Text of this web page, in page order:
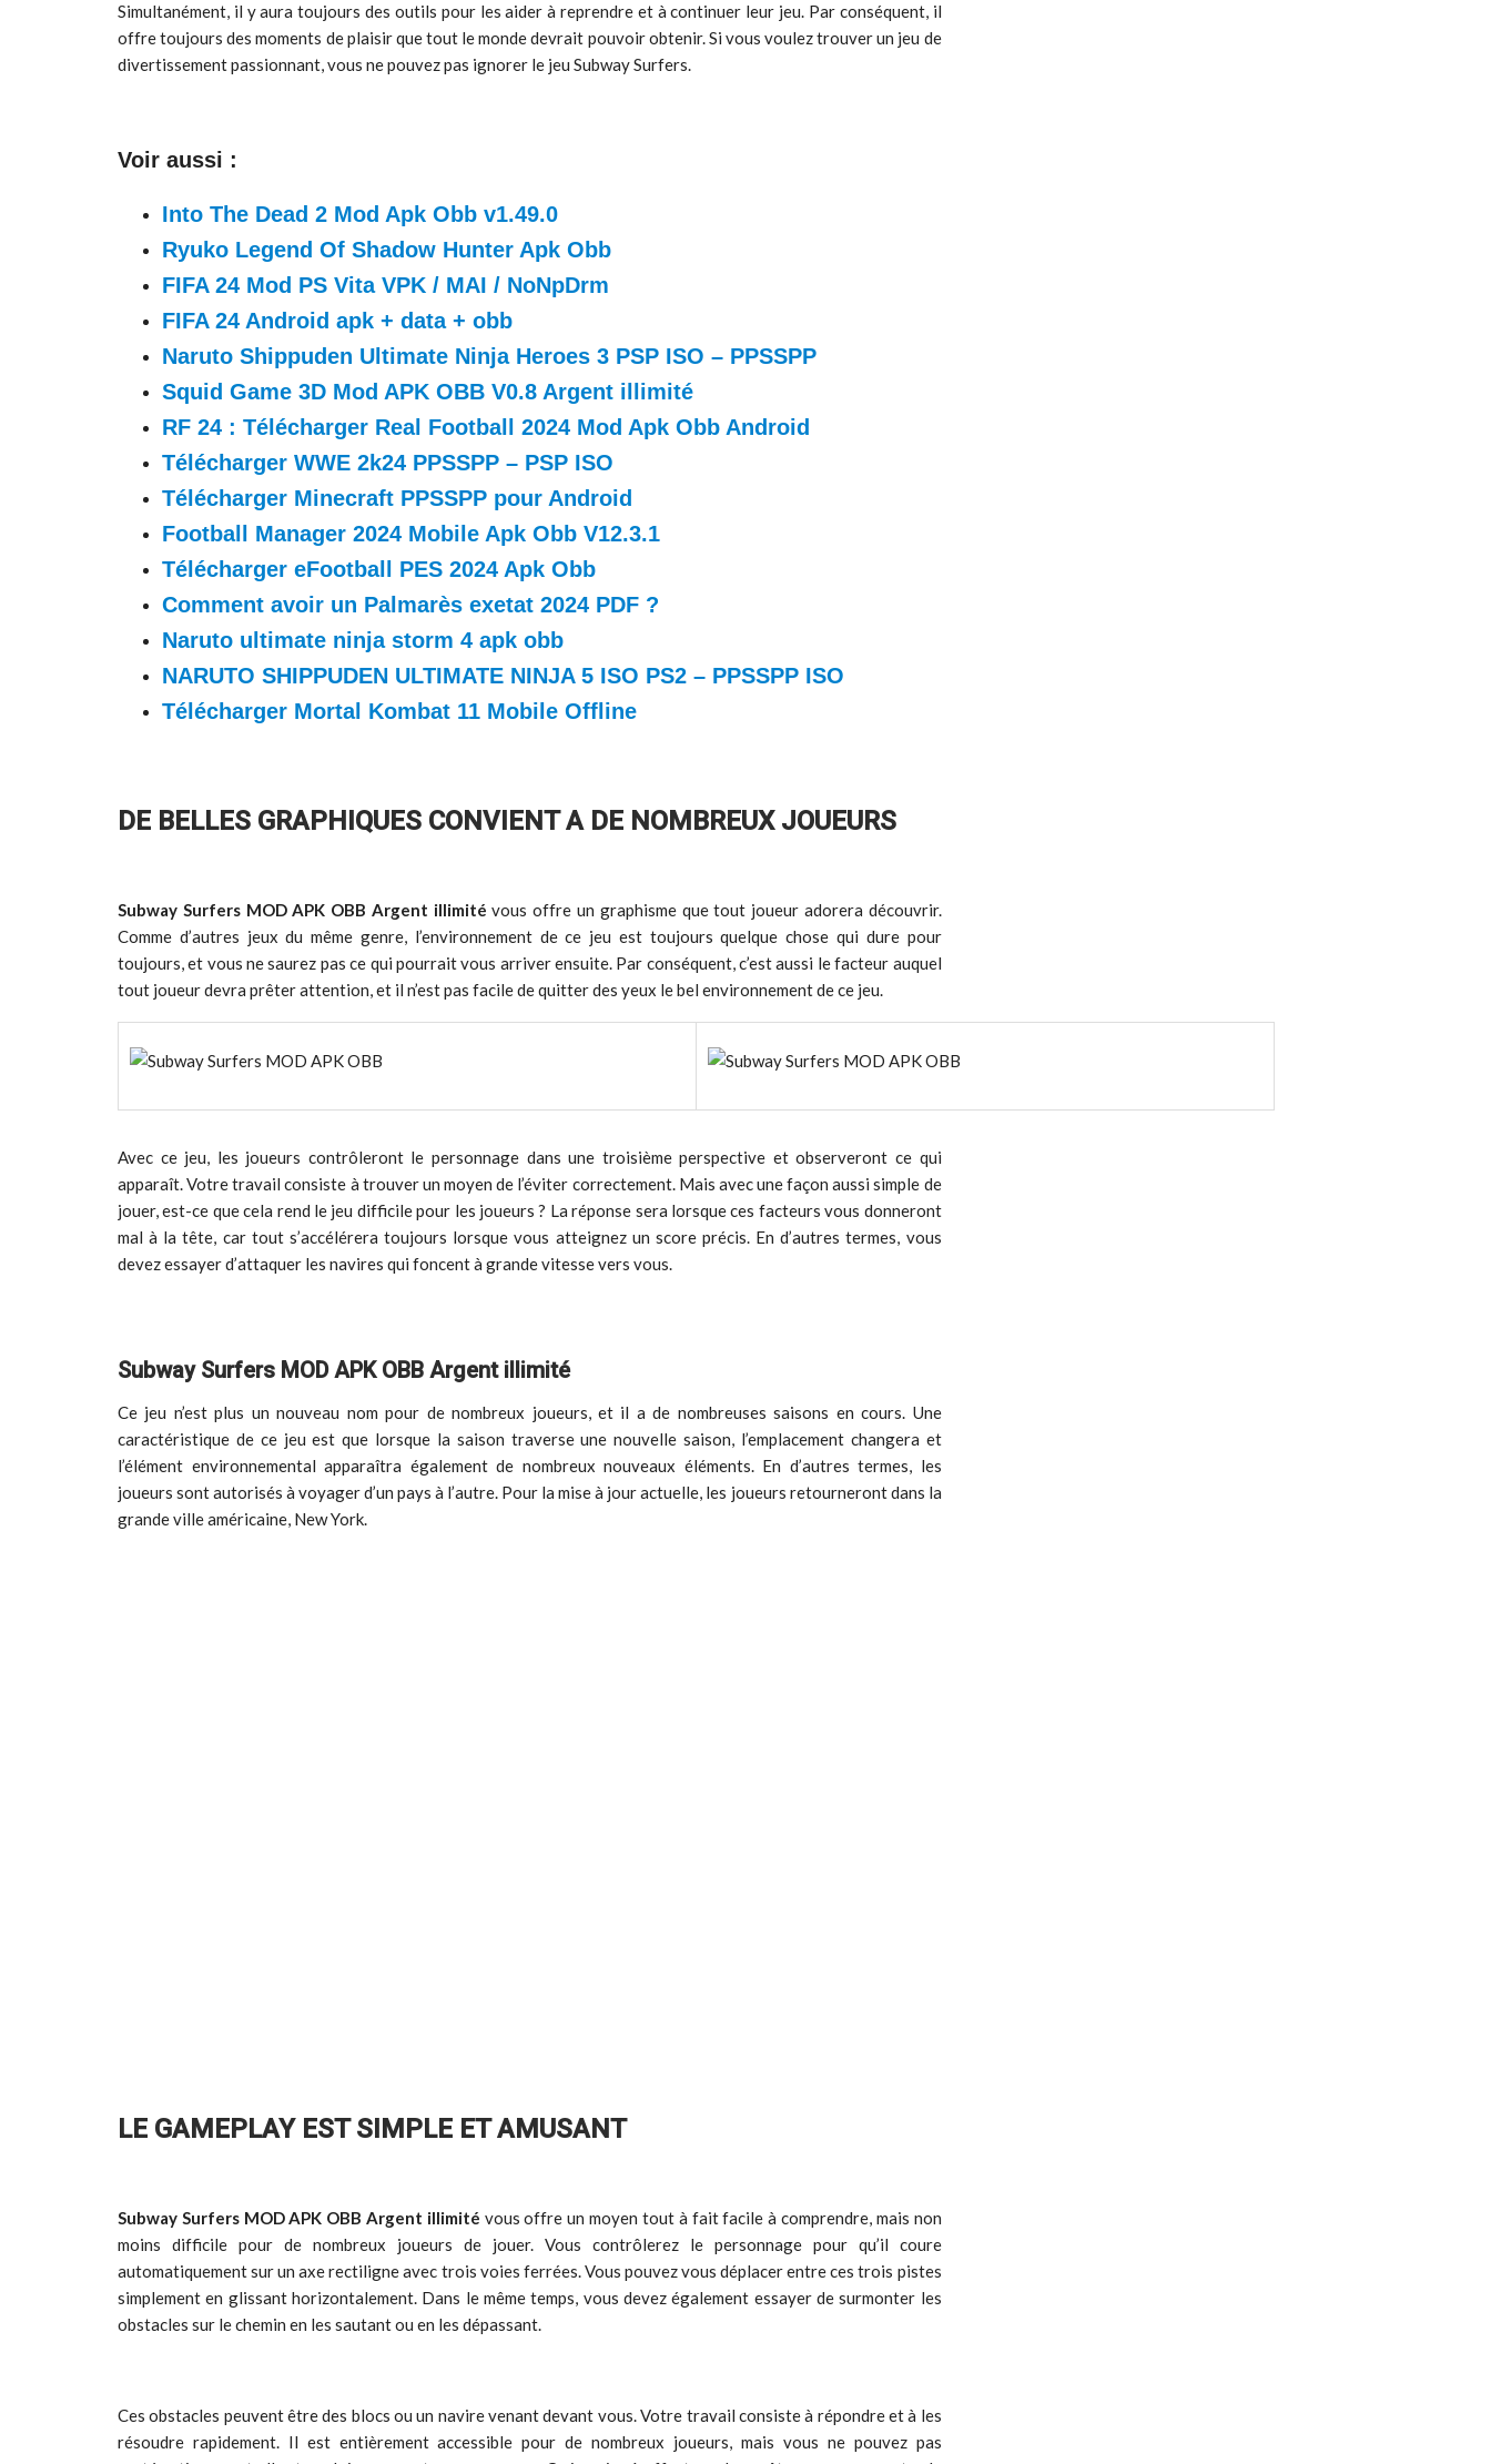
Simultanément, il y aura toujours des outils pour les aider à reprendre et à continuer leur jeu. Par conséquent, il
offre toujours des moments de plaisir que tout le monde devrait pouvoir obtenir. Si vous voulez trouver un jeu de
divertissement passionnant, vous ne pouvez pas ignorer le jeu Subway Surfers.
Voir aussi :
Into The Dead 2 Mod Apk Obb v1.49.0
Ryuko Legend Of Shadow Hunter Apk Obb
FIFA 24 Mod PS Vita VPK / MAI / NoNpDrm
FIFA 24 Android apk + data + obb
Naruto Shippuden Ultimate Ninja Heroes 3 PSP ISO – PPSSPP
Squid Game 3D Mod APK OBB V0.8 Argent illimité
RF 24 : Télécharger Real Football 2024 Mod Apk Obb Android
Télécharger WWE 2k24 PPSSPP – PSP ISO
Télécharger Minecraft PPSSPP pour Android
Football Manager 2024 Mobile Apk Obb V12.3.1
Télécharger eFootball PES 2024 Apk Obb
Comment avoir un Palmarès exetat 2024 PDF ?
Naruto ultimate ninja storm 4 apk obb
NARUTO SHIPPUDEN ULTIMATE NINJA 5 ISO PS2 – PPSSPP ISO
Télécharger Mortal Kombat 11 Mobile Offline
DE BELLES GRAPHIQUES CONVIENT A DE NOMBREUX JOUEURS
Subway Surfers MOD APK OBB Argent illimité vous offre un graphisme que tout joueur adorera découvrir.
Comme d’autres jeux du même genre, l’environnement de ce jeu est toujours quelque chose qui dure pour
toujours, et vous ne saurez pas ce qui pourrait vous arriver ensuite. Par conséquent, c’est aussi le facteur auquel
tout joueur devra prêter attention, et il n’est pas facile de quitter des yeux le bel environnement de ce jeu.
Avec ce jeu, les joueurs contrôleront le personnage dans une troisième perspective et observeront ce qui
apparaît. Votre travail consiste à trouver un moyen de l’éviter correctement. Mais avec une façon aussi simple de
jouer, est-ce que cela rend le jeu difficile pour les joueurs ? La réponse sera lorsque ces facteurs vous donneront
mal à la tête, car tout s’accélérera toujours lorsque vous atteignez un score précis. En d’autres termes, vous
devez essayer d’attaquer les navires qui foncent à grande vitesse vers vous.
Subway Surfers MOD APK OBB Argent illimité
Ce jeu n’est plus un nouveau nom pour de nombreux joueurs, et il a de nombreuses saisons en cours. Une
caractéristique de ce jeu est que lorsque la saison traverse une nouvelle saison, l’emplacement changera et
l’élément environnemental apparaîtra également de nombreux nouveaux éléments. En d’autres termes, les
joueurs sont autorisés à voyager d’un pays à l’autre. Pour la mise à jour actuelle, les joueurs retourneront dans la
grande ville américaine, New York.
LE GAMEPLAY EST SIMPLE ET AMUSANT
Subway Surfers MOD APK OBB Argent illimité vous offre un moyen tout à fait facile à comprendre, mais non
moins difficile pour de nombreux joueurs de jouer. Vous contrôlerez le personnage pour qu’il coure
automatiquement sur un axe rectiligne avec trois voies ferrées. Vous pouvez vous déplacer entre ces trois pistes
simplement en glissant horizontalement. Dans le même temps, vous devez également essayer de surmonter les
obstacles sur le chemin en les sautant ou en les dépassant.
Ces obstacles peuvent être des blocs ou un navire venant devant vous. Votre travail consiste à répondre et à les
résoudre rapidement. Il est entièrement accessible pour de nombreux joueurs, mais vous ne pouvez pas